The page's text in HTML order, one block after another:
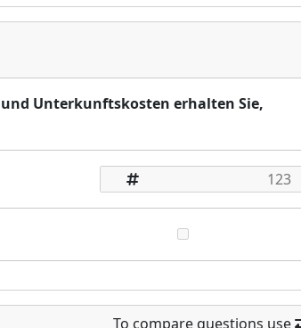
Unterkunftskosten erhalten Sie,
To compare questions use